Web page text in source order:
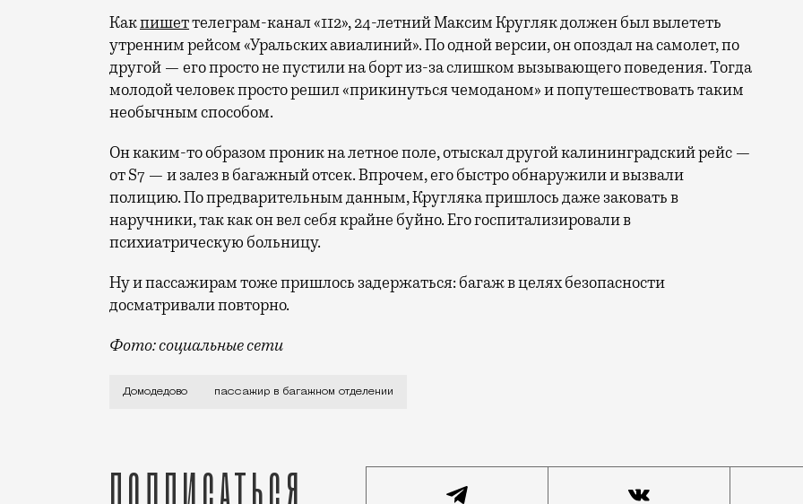
Какпишеттелеграм-канал «112», 24-летний Максим Кругляк должен был вылететь
утренним рейсом «Уральских авиалиний». По одной версии, он опоздал на самолет, по
другой — его просто не пустили на борт из-за слишком вызывающего поведения. Тогда
молодой человек просто решил «прикинуться чемоданом» и попутешествовать таким
необычным способом.
Он каким-то образом проник на летное поле, отыскал другой калининградский рейс —
от S7 — и залез в багажный отсек. Впрочем, его быстро обнаружили и вызвали
полицию. По предварительным данным, Кругляка пришлось даже заковать в
наручники, так как он вел себя крайне буйно. Его госпитализировали в
психиатрическую больницу.
Ну и пассажирам тоже пришлось задержаться: багаж в целях безопасности
досматривали повторно.
Фото: социальные сети
Неудачливого путешественника поймали правоохранители и передали санитарам. Как
Домодедово пассажир в багажном отделении